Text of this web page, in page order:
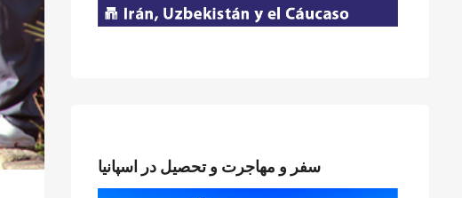
سفر و مهاجرت و تحصیل در اسپانیا